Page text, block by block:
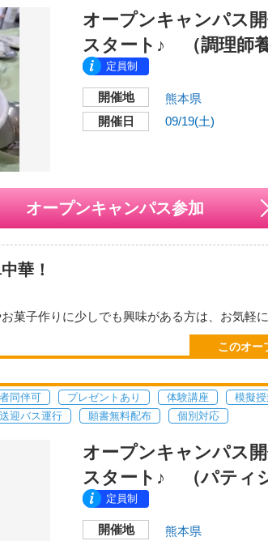
日3日前までにお申し込みください。
00
合もあります。あらかじめご了承下さい。
に関連したお仕事に興味がある方
行中！
い方のご参加はお控え下さい。
あります。
たします。
１８：３０～
本校
交通機関・最寄
●熊本桜町バス
方面「世安町」
分
オープンキャンパス
スタート♪ （調理師養
定員制
開催地
熊本県
開催日
09/19(土)
オープンキャンパス参加
華！
菓子作りに少しでも興味がある方は、お気軽に
行中！
い方のご参加はお控え下さい。
あります。
たします。
このオー
同伴可 プレゼントあり 体験講座 模擬
迎バス運行
願書無料配布 個別対応
オープンキャンパス
スタート♪ （パティ
定員制
開催地
熊本県